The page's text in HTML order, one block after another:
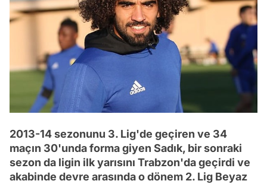
2013-14 sezonunu 3. Lig'de geçiren ve 34
maçın 30'unda forma giyen Sadık, bir sonraki
sezon da ligin ilk yarısını Trabzon'da geçirdi ve
akabinde devre arasında o dönem 2. Lig Beyaz